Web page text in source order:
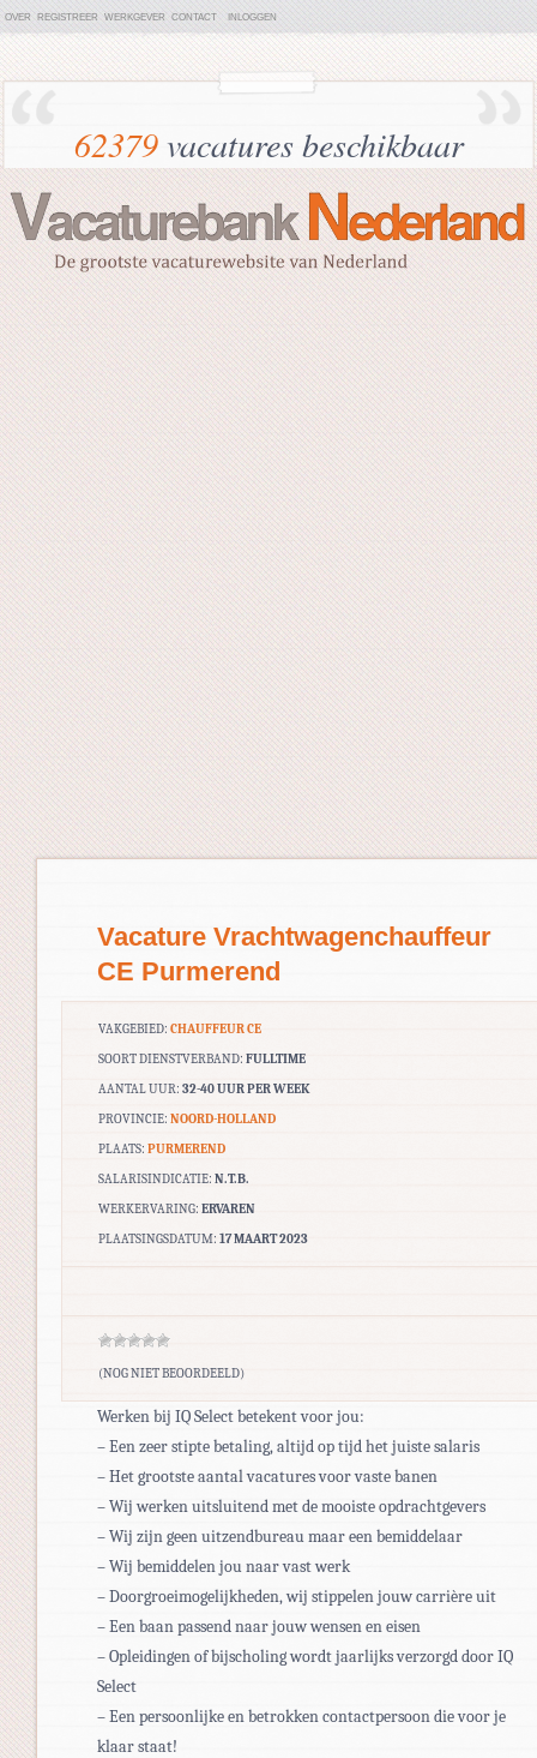
OVER REGISTREER WERKGEVER CONTACT INLOGGEN
62379vacatures beschikbaar
Vacature Vrachtwagenchauffeur
CE Purmerend
VAKGEBIED: CHAUFFEUR CE
SOORT DIENSTVERBAND: FULLTIME
AANTAL UUR: 32-40 UUR PER WEEK
PROVINCIE: NOORD-HOLLAND
PLAATS: PURMEREND
SALARISINDICATIE: N.T.B.
WERKERVARING: ERVAREN
PLAATSINGSDATUM: 17 MAART 2023
(NOG NIET BEOORDEELD)
Werken bij IQ Select betekent voor jou:
– Een zeer stipte betaling, altijd op tijd het juiste salaris
– Het grootste aantal vacatures voor vaste banen
– Wij werken uitsluitend met de mooiste opdrachtgevers
– Wij zijn geen uitzendbureau maar een bemiddelaar
– Wij bemiddelen jou naar vast werk
– Doorgroeimogelijkheden, wij stippelen jouw carrière uit
– Een baan passend naar jouw wensen en eisen
– Opleidingen of bijscholing wordt jaarlijks verzorgd door IQ
Select
– Een persoonlijke en betrokken contactpersoon die voor je
klaar staat!